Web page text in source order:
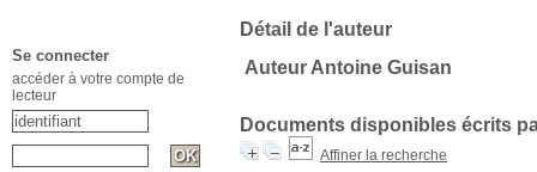
Détail de l'auteur
Auteur Antoine Guisan
Documents disponibles écrits
Affiner la recherche
Se connecter
accéder à votre compte de
lecteur